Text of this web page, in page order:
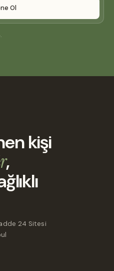
Ol
kişi
,
24 Sitesi